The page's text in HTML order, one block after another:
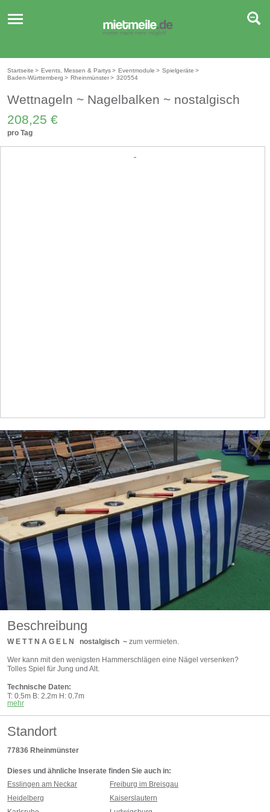
Toggle
navigation
Startseite > Events, Messen & Partys> Eventmodule > Spielgeräte >
Baden-Württemberg > Rheinmünster> 320554
Wettnageln ~ Nagelbalken ~ nostalgisch
208,25 €
pro Tag
Beschreibung
W E T T N A G E L N nostalgisch ~ zum vermieten.
Wer kann mit den wenigsten Hammerschlägen eine Nägel versenken?
Tolles Spiel für Jung und Alt.
Technische Daten:
T: 0,5m B: 2,2m H: 0,7m
Mietpreis pro Tag des Eventmoduls:
Tag!
Gerne bieten wir Ihnen auch einen Fullservice mit Lieferung, Auf/Abbau,
mehr
Standort
77836 Rheinmünster
Dieses und ähnliche Inserate finden Sie auch in:
Esslingen am Neckar
Freiburg im Breisgau
Heidelberg
Kaiserslautern